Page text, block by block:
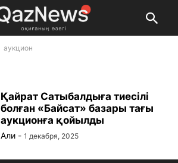
аукцион
Қайрат Сатыбалдыға тиесілі
болған «Байсат» базары тағы
аукционға қойылды
Али - 1 декабря, 2025